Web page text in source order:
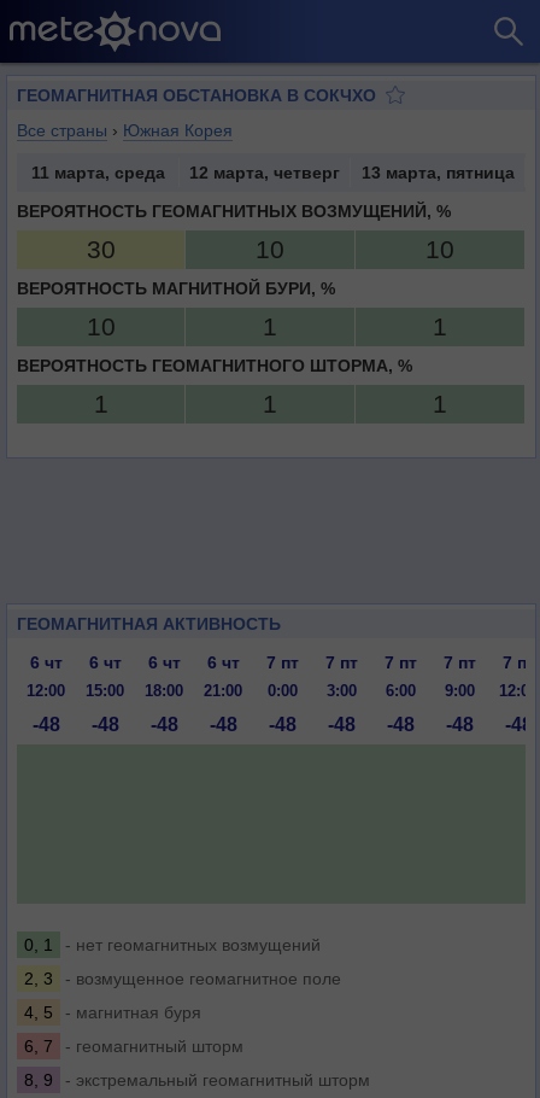
ГЕОМАГНИТНАЯ ОБСТАНОВКА В СОКЧХО
Все страны › Южная Корея
11 марта, среда 12 марта, четверг
13 марта, пятница
ВЕРОЯТНОСТЬ ГЕОМАГНИТНЫХ ВОЗМУЩЕНИЙ, %
30 10 10
ВЕРОЯТНОСТЬ МАГНИТНОЙ БУРИ, %
10 1 1
ВЕРОЯТНОСТЬ ГЕОМАГНИТНОГО ШТОРМА, %
1 1 1
ГЕОМАГНИТНАЯ АКТИВНОСТЬ
6 чт
6 чт 6 чт 6 чт 7 пт 7 пт 7 пт 7 пт 7 пт
12:00 15:00 18:00 21:00 0:00 3:00 6:00 9:00 12:00
-48 -48 -48 -48 -48 -48 -48 -48 -48
0, 1
- нет геомагнитных возмущений
2, 3
- возмущенное геомагнитное поле
4, 5
- магнитная буря
6, 7
- геомагнитный шторм
8, 9
- экстремальный геомагнитный шторм